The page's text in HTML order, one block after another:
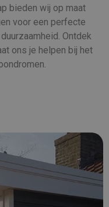
bieden wij op maat
voor een perfecte
Ontdek
ons je helpen bij het